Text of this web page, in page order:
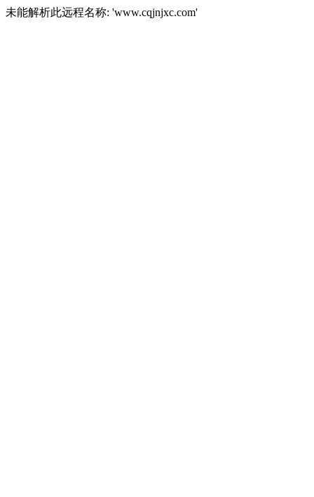
未能解析此远程名称: 'www.cqjnjxc.com'